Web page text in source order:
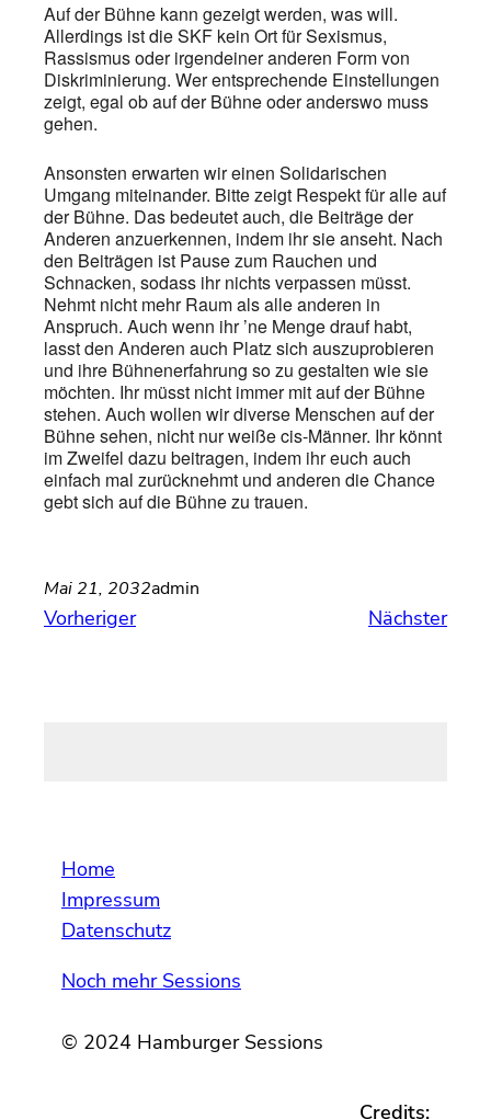
Auf der Bühne kann gezeigt werden, was will.
Allerdings ist die SKF kein Ort für Sexismus,
Rassismus oder irgendeiner anderen Form von
Diskriminierung. Wer entsprechende Einstellungen
zeigt, egal ob auf der Bühne oder anderswo muss
gehen.
Ansonsten erwarten wir einen Solidarischen
Umgang miteinander. Bitte zeigt Respekt für alle auf
der Bühne. Das bedeutet auch, die Beiträge der
Anderen anzuerkennen, indem ihr sie anseht. Nach
den Beiträgen ist Pause zum Rauchen und
Schnacken, sodass ihr nichts verpassen müsst.
Nehmt nicht mehr Raum als alle anderen in
Anspruch. Auch wenn ihr ’ne Menge drauf habt,
lasst den Anderen auch Platz sich auszuprobieren
und ihre Bühnenerfahrung so zu gestalten wie sie
möchten. Ihr müsst nicht immer mit auf der Bühne
stehen. Auch wollen wir diverse Menschen auf der
Bühne sehen, nicht nur weiße cis-Männer. Ihr könnt
im Zweifel dazu beitragen, indem ihr euch auch
einfach mal zurücknehmt und anderen die Chance
gebt sich auf die Bühne zu trauen.
Mai 21, 2032admin
Vorheriger Nächster
Home
Impressum
Datenschutz
Noch mehr Sessions
© 2024 Hamburger Sessions
Credits: